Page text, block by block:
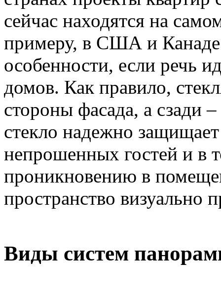
сейчас находятся на
примеру, в США и
особенности, если речь
домов. Как правило,
стороны фасада, а сзади
стекло надежно
непрошенных гостей и в
проникновению в
пространство визуально
Виды систем